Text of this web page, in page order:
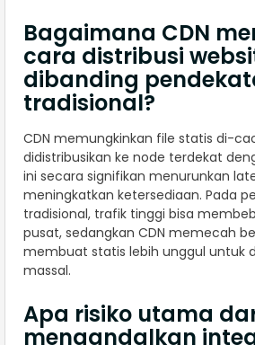
Bagaimana CDN
cara distribusi
dibanding
tradisional?
CDN memungkinkan file statis di-
didistribusikan ke node terdekat
ini secara signifikan menurunkan
meningkatkan ketersediaan. Pada
tradisional, trafik tinggi bisa
pusat, sedangkan CDN memecah
membuat statis lebih unggul untuk
massal.
Apa risiko utama
mengandalkan